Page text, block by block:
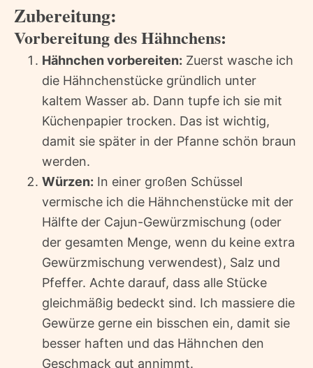
Zubereitung:
Vorbereitung des Hähnchens:
Hähnchen vorbereiten: Zuerst wasche ich
die Hähnchenstücke gründlich unter
kaltem Wasser ab. Dann tupfe ich sie mit
Küchenpapier trocken. Das ist wichtig,
damit sie später in der Pfanne schön braun
werden.
Würzen: In einer großen Schüssel
vermische ich die Hähnchenstücke mit der
Hälfte der Cajun-Gewürzmischung (oder
der gesamten Menge, wenn du keine extra
Gewürzmischung verwendest), Salz und
Pfeffer. Achte darauf, dass alle Stücke
gleichmäßig bedeckt sind. Ich massiere die
Gewürze gerne ein bisschen ein, damit sie
besser haften und das Hähnchen den
Geschmack gut annimmt.